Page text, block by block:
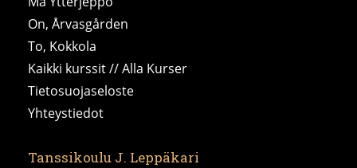
On, Årvasgården
To, Kokkola
Kaikki kurssit // Alla Kurser
Tietosuojaseloste
Yhteystiedot
Tanssikoulu J. Leppäkari